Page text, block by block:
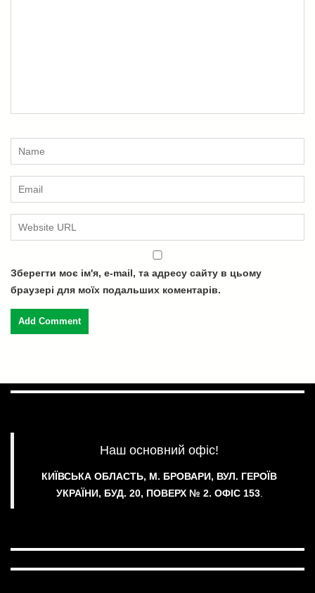
Зберегти моє ім'я, e-mail, та адресу сайту в цьому
браузері для моїх подальших коментарів.
Наш основний офіс!
КИЇВСЬКА ОБЛАСТЬ, М. БРОВАРИ, ВУЛ. ГЕРОЇВ
УКРАЇНИ, БУД. 20, ПОВЕРХ № 2. ОФІС 153.